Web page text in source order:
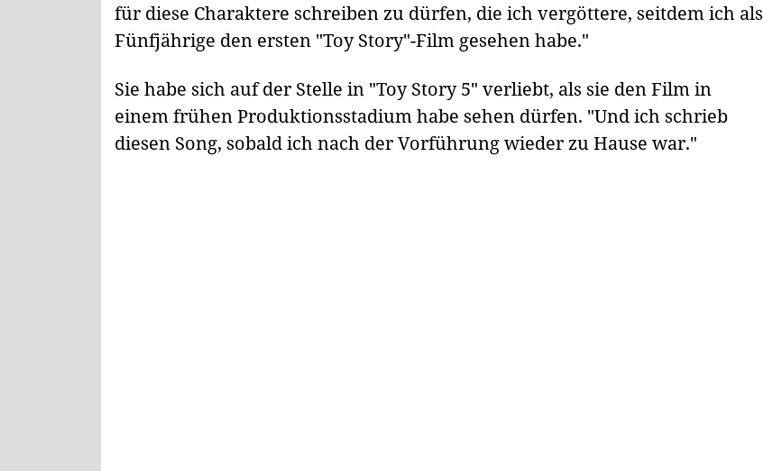
für diese Charaktere schreiben zu dürfen, die ich vergöttere, seitdem ich als
Fünfjährige den ersten "Toy Story"-Film gesehen habe."
Sie habe sich auf der Stelle in "Toy Story 5" verliebt, als sie den Film in
einem frühen Produktionsstadium habe sehen dürfen. "Und ich schrieb
diesen Song, sobald ich nach der Vorführung wieder zu Hause war."